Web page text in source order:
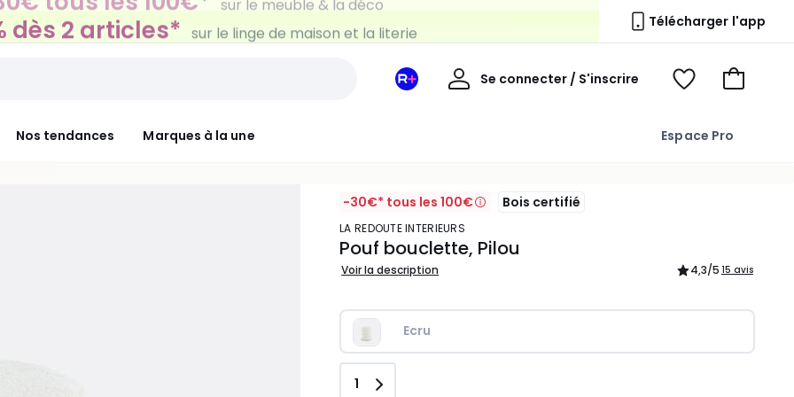
dès 2 articles* Télécharger l'app
Nos tendances Marques à la une Espace Pro
Mon
Se connecter / S'inscrire
Mon
Voir
Voir
-30€* tous les 100€ Bois certifié
LA REDOUTE INTERIEURS
Pouf bouclette, Pilou
Voir la description 4,3/5 15 avis
Ecru
Quantité
1